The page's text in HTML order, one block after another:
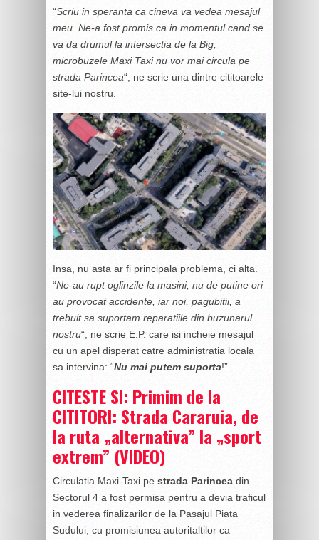
“Scriu in speranta ca cineva va vedea mesajul
meu. Ne-a fost promis ca in momentul cand se
va da drumul la intersectia de la Big,
microbuzele Maxi Taxi nu vor mai circula pe
strada Parincea“, ne scrie una dintre cititoarele
site-lui nostru.
Insa, nu asta ar fi principala problema, ci alta.
“Ne-au rupt oglinzile la masini, nu de putine ori
au provocat accidente, iar noi, pagubitii, a
trebuit sa suportam reparatiile din buzunarul
nostru“, ne scrie E.P. care isi incheie mesajul
cu un apel disperat catre administratia locala
sa intervina: “Nu mai putem suporta!”
CITESTE SI: Primim de la
CITITORI: Strada Cararuia, de
la ruta „alternativa” la „sport
extrem” (VIDEO)
Circulatia Maxi-Taxi pe strada Parincea din
Sectorul 4 a fost permisa pentru a devia traficul
in vederea finalizarilor de la Pasajul Piata
Sudului, cu promisiunea autoritaltilor ca